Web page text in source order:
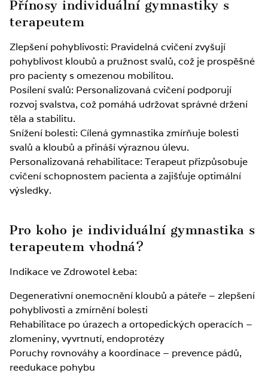
Přínosy individuální gymnastiky s
terapeutem
Zlepšení pohyblivosti: Pravidelná cvičení zvyšují
pohyblivost kloubů a pružnost svalů, což je prospěšné
pro pacienty s omezenou mobilitou.
Posílení svalů: Personalizovaná cvičení podporují
rozvoj svalstva, což pomáhá udržovat správné držení
těla a stabilitu.
Snížení bolesti: Cílená gymnastika zmírňuje bolesti
svalů a kloubů a přináší výraznou úlevu.
Personalizovaná rehabilitace: Terapeut přizpůsobuje
cvičení schopnostem pacienta a zajišťuje optimální
výsledky.
Pro koho je individuální gymnastika s
terapeutem vhodná?
Indikace ve Zdrowotel Łeba:
Degenerativní onemocnění kloubů a páteře – zlepšení
pohyblivosti a zmírnění bolesti
Rehabilitace po úrazech a ortopedických operacích –
zlomeniny, vyvrtnutí, endoprotézy
Poruchy rovnováhy a koordinace – prevence pádů,
reedukace pohybu